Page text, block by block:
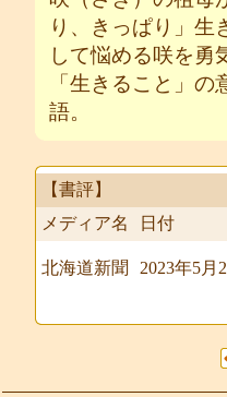
り、きっぱり」生
して悩める咲を勇
「生きること」
語。
【書評】
メディア名
日付
北海道新聞 2023年5月